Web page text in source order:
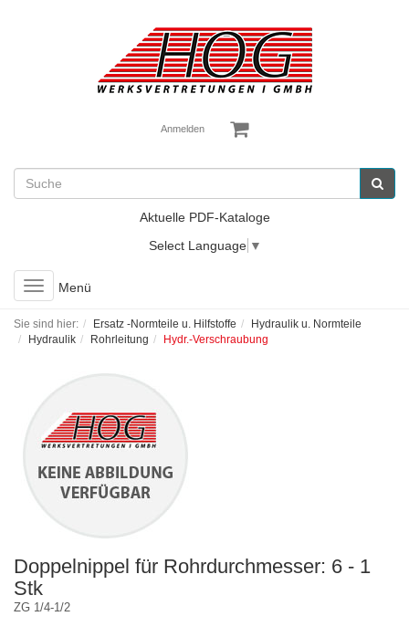
Anmelden
Aktuelle PDF-Kataloge
Select Language ▼
Toggle
navigation
Menü
Sie sind hier: Ersatz -Normteile u. Hilfstoffe
Hydraulik u. Normteile
Hydraulik
Rohrleitung Hydr.-Verschraubung
Doppelnippel für Rohrdurchmesser: 6 - 1
Stk
ZG 1/4-1/2